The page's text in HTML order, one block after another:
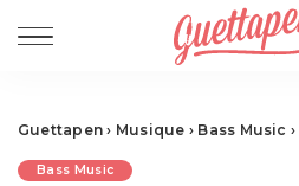
Guettapen › Musique › Bass Music ›
Bass Music